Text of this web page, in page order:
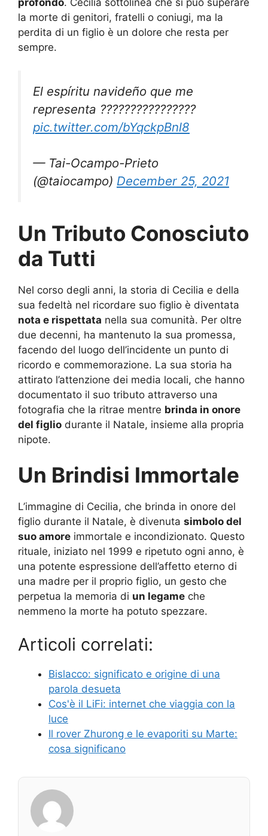
profondo. Cecilia sottolinea che si può superare
la morte di genitori, fratelli o coniugi, ma la
perdita di un figlio è un dolore che resta per
sempre.
El espíritu navideño que me
representa ????????????????
pic.twitter.com/bYqckpBnl8
— Tai-Ocampo-Prieto
(@taiocampo) December 25, 2021
Un Tributo Conosciuto
da Tutti
Nel corso degli anni, la storia di Cecilia e della
sua fedeltà nel ricordare suo figlio è diventata
nota e rispettata nella sua comunità. Per oltre
due decenni, ha mantenuto la sua promessa,
facendo del luogo dell’incidente un punto di
ricordo e commemorazione. La sua storia ha
attirato l’attenzione dei media locali, che hanno
documentato il suo tributo attraverso una
fotografia che la ritrae mentre brinda in onore
del figlio durante il Natale, insieme alla propria
nipote.
Un Brindisi Immortale
L’immagine di Cecilia, che brinda in onore del
figlio durante il Natale, è divenuta simbolo del
suo amore immortale e incondizionato. Questo
rituale, iniziato nel 1999 e ripetuto ogni anno, è
una potente espressione dell’affetto eterno di
una madre per il proprio figlio, un gesto che
perpetua la memoria di un legame che
nemmeno la morte ha potuto spezzare.
Articoli correlati:
Bislacco: significato e origine di una
parola desueta
Cos'è il LiFi: internet che viaggia con la
luce
Il rover Zhurong e le evaporiti su Marte:
cosa significano